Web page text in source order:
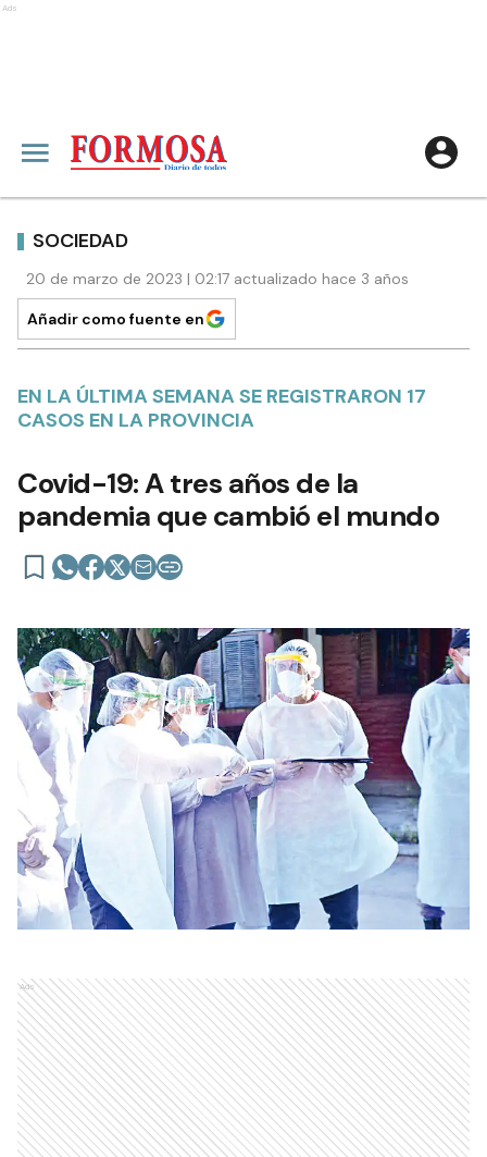
Ads
SOCIEDAD
20 de marzo de 2023 | 02:17 actualizado hace 3 años
Añadir como fuente en
EN LA ÚLTIMA SEMANA SE REGISTRARON 17
CASOS EN LA PROVINCIA
Covid-19: A tres años de la
pandemia que cambió el mundo
Ads